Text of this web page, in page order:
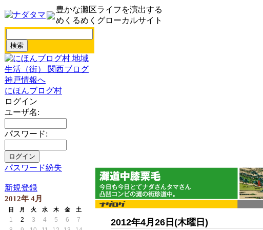
豊かな灘区ライフを演出する
めくるめくグローカルサイト
にほんブログ村
ログイン
ユーザ名:
パスワード:
パスワード紛失
新規登録
2012年 4月
日 月 火 水 木 金 土
1 2 3 4 5 6
7
2012年4月26日(木曜日)